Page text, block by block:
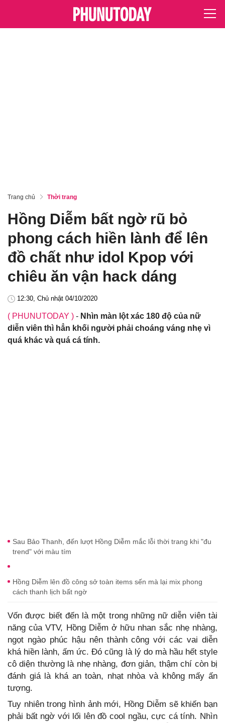
Trang chủ Thời trang
Hồng Diễm bất ngờ rũ bỏ
phong cách hiền lành để lên
đồ chất như idol Kpop với
chiêu ăn vận hack dáng
12:30, Chủ nhật 04/10/2020
( PHUNUTODAY ) - Nhìn màn lột xác 180 độ của nữ
diễn viên thì hẳn khối người phải choáng váng nhẹ vì
quá khác và quá cá tính.
Sau Bảo Thanh, đến lượt Hồng Diễm mắc lỗi thời trang khi "đu
trend" với màu tím
Hồng Diễm lên đồ công sở toàn items sến mà lại mix phong
cách thanh lịch bất ngờ
Vốn được biết đến là một trong những nữ diễn viên tài
năng của VTV, Hồng Diễm ở hữu nhan sắc nhẹ nhàng,
ngọt ngào phúc hậu nên thành công với các vai diễn
khá hiền lành, ấm ức. Đó cũng là lý do mà hầu hết style
cô diện thường là nhẹ nhàng, đơn giản, thậm chí còn bị
đánh giá là khá an toàn, nhạt nhòa và không mấy ấn
tượng.
Tuy nhiên trong hình ảnh mới, Hồng Diễm sẽ khiến bạn
phải bất ngờ với lối lên đồ cool ngầu, cực cá tính. Nhìn